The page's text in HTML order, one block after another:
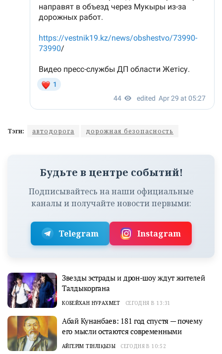
Тэги: автодорога дорожная безопасность
Будьте в центре событий!
Подписывайтесь на наши официальные
каналы и получайте новости первыми:
Telegram Instagram
Звезды эстрады и дрон-шоу ждут жителей
Талдыкоргана
КОБЕЙХАН НУРАХМЕТ СЕГОДНЯ В 13:31
Абай Кунанбаев: 181 год спустя — почему
его мысли остаются современными
АЙГЕРІМ ТІНӘЛІҚЫЗЫ СЕГОДНЯ В 10:52